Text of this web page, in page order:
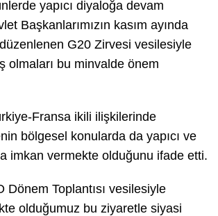
yapıcı diyaloğa devam
Başkanlarımızın kasım ayında
G20 Zirvesi vesilesiyle
olmaları bu minvalde önem
Fransa ikili ilişkilerinde
bölgesel konularda da yapıcı ve
imkan vermekte olduğunu ifade etti.
Dönem Toplantısı vesilesiyle
olduğumuz bu ziyaretle siyasi